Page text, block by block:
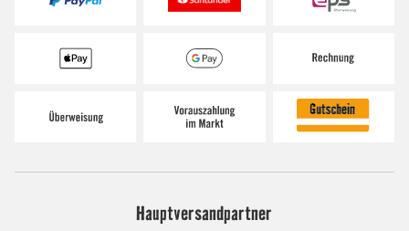
Hauptversandpartner